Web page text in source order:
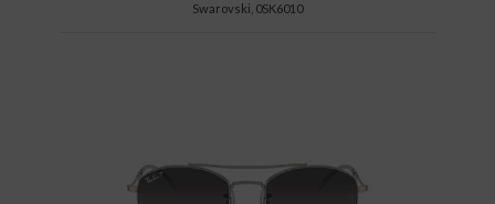
Swarovski, 0SK6010